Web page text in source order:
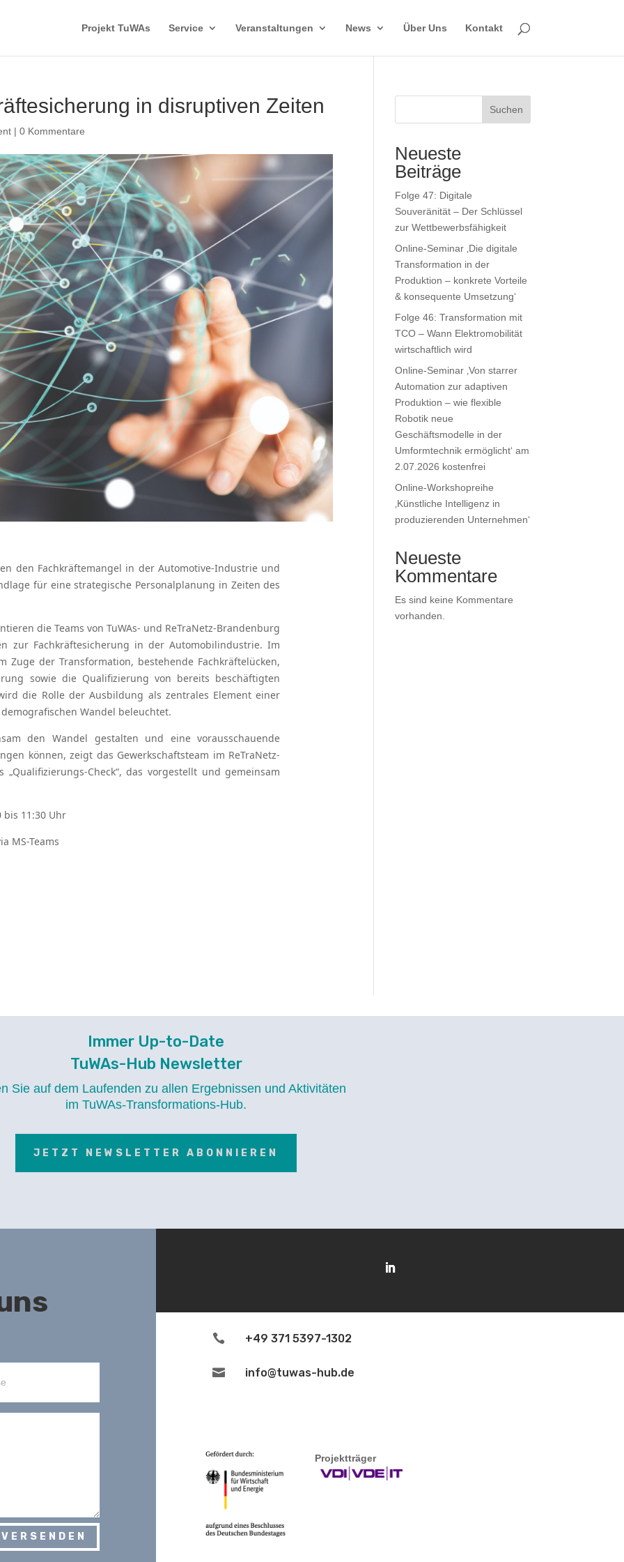
Projekt TuWAs Service Veranstaltungen News Über Uns Kontakt
in disruptiven Zeiten
|0 Kommentare
den Fachkräftemangel in der Automotive-Industrie und
für eine strategische Personalplanung in Zeiten des
die Teams von TuWAs- und ReTraNetz-Brandenburg
zur Fachkräftesicherung in der Automobilindustrie. Im
Zuge der Transformation, bestehende Fachkräftelücken,
sowie die Qualifizierung von bereits beschäftigten
die Rolle der Ausbildung als zentrales Element einer
Wandel beleuchtet.
den Wandel gestalten und eine vorausschauende
können, zeigt das Gewerkschaftsteam im ReTraNetz-
„Qualifizierungs-Check“, das vorgestellt und gemeinsam
bis 11:30 Uhr
MS-Teams
Suchen
Neueste
Beiträge
Folge 47: Digitale
Souveränität – Der Schlüssel
zur Wettbewerbsfähigkeit
Online-Seminar ‚Die digitale
Transformation in der
Produktion – konkrete Vorteile
& konsequente Umsetzung‘
Folge 46: Transformation mit
TCO – Wann Elektromobilität
wirtschaftlich wird
Online-Seminar ‚Von starrer
Automation zur adaptiven
Produktion – wie flexible
Robotik neue
Geschäftsmodelle in der
Umformtechnik ermöglicht‘ am
2.07.2026 kostenfrei
Online-Workshopreihe
‚Künstliche Intelligenz in
produzierenden Unternehmen‘
Neueste
Kommentare
Es sind keine Kommentare
vorhanden.
Immer Up-to-Date
TuWAs-Hub Newsletter
Sie auf dem Laufenden zu allen Ergebnissen und Aktivitäten
im TuWAs-Transformations-Hub.
JETZT NEWSLETTER ABONNIEREN
 +49 371 5397-1302
 info@tuwas-hub.de
Projektträger